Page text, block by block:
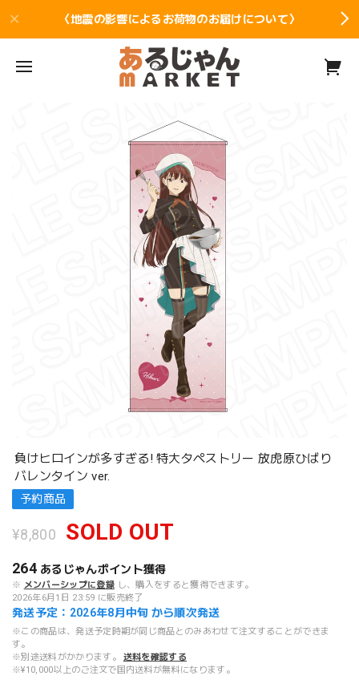
〈地震の影響によるお荷物のお届けについて〉
負けヒロインが多すぎる! 特大タペストリー 放虎原ひばり
バレンタイン ver.
予約商品
¥8,800 SOLD OUT
264 あるじゃんポイント獲得
※ メンバーシップに登録 し、購入をすると獲得できます。
2026年6月1日 23:59 に販売終了
発送予定：2026年8月中旬 から順次発送
※この商品は、発送予定時期が同じ商品とのみあわせて注文することができま
す。
※別途送料がかかります。
送料を確認する
※¥10,000以上のご注文で国内送料が無料になります。